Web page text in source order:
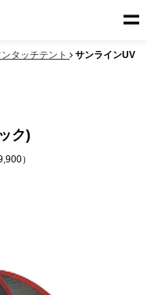
ンタッチテント
サンラインUV
ク)
）